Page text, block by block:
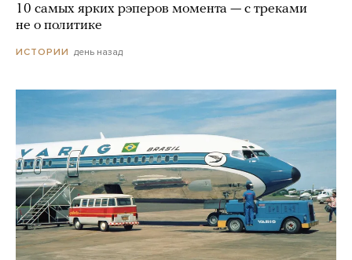
10 самых ярких рэперов момента — с треками
не о политике
ИСТОРИИ день назад